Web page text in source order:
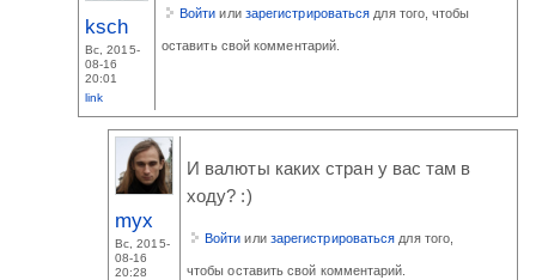
ksch
Вс, 2015-
08-16
20:01
link
Войти или зарегистрироваться для того, чтобы
оставить свой комментарий.
myx
Вс, 2015-
08-16
20:28
И валюты каких стран у вас там в
ходу? :)
Войти или зарегистрироваться для того,
чтобы оставить свой комментарий.